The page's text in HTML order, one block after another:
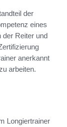
der
eines
Reiter und
anerkannt
arbeiten.
Longiertrainer